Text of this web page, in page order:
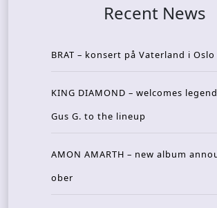
Recent News
BRAT – konsert på Vaterland i
KING DIAMOND – welcomes
Gus G. to the lineup
AMON AMARTH – new album
ober